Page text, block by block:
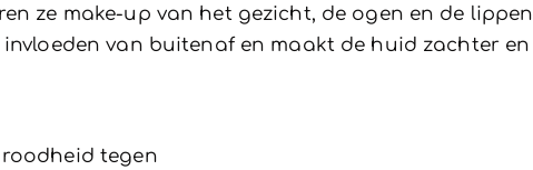
ze make-up van het gezicht, de ogen en de
van buitenaf en maakt de huid zachter en
roodheid tegen